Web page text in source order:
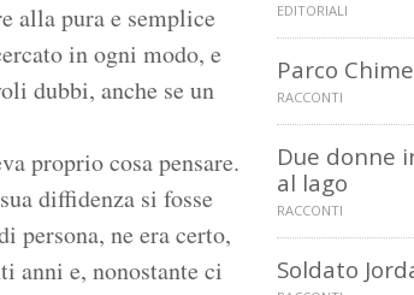
alla pura e semplice
in ogni modo, e
dubbi, anche se un
proprio cosa pensare.
diffidenza si fosse
persona, ne era certo,
anni e, nonostante ci
EDITORIALI
Parco
RACCONTI
Due donne
al lago
RACCONTI
Soldato